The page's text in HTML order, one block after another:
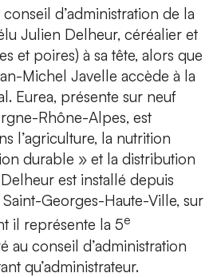
d’administration de la
Julien Delheur, céréalier et
et poires) à sa tête, alors que
Michel Javelle accède à la
Eurea, présente sur neuf
Rhône-Alpes, est
l’agriculture, la nutrition
durable » et la distribution
est installé depuis
Georges-Haute-Ville, sur
il représente la 5e
au conseil d’administration
qu’administrateur.